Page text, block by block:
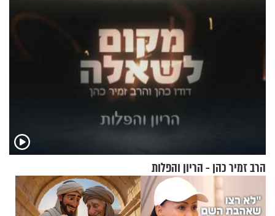
הרב זמיר כהן - הריון והפלות